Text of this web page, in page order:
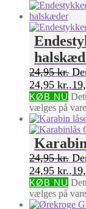
24,95kr.
24,95 kr..
KØB NU
vælges på
24,95kr.
24,95 kr..
KØB NU
vælges på